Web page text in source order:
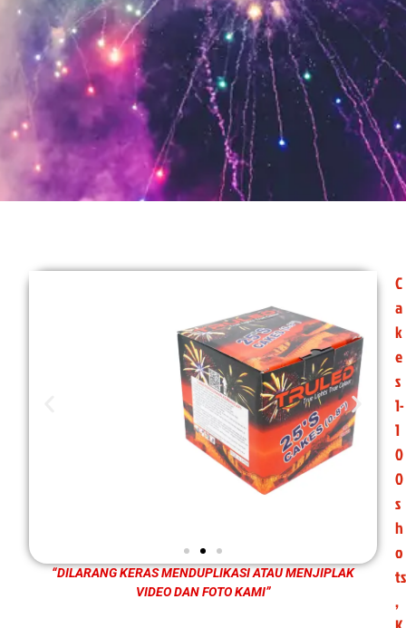
“DILARANG KERAS MENDUPLIKASI ATAU MENJIPLAK
VIDEO DAN FOTO KAMI”
C
a
k
e
s
1-
1
0
0
s
h
o
ts
,